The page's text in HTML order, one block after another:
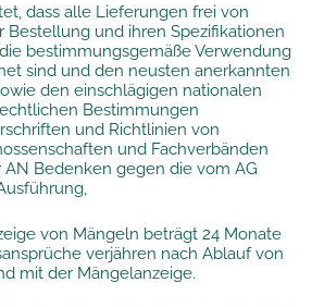
dass alle Lieferungen frei von
Bestellung und ihren Spezifikationen
bestimmungsgemäße Verwendung
sind und den neusten anerkannten
den einschlägigen nationalen
Bestimmungen
und Richtlinien von
und Fachverbänden
Bedenken gegen die vom AG
von Mängeln beträgt 24 Monate
verjähren nach Ablauf von
mit der Mängelanzeige.